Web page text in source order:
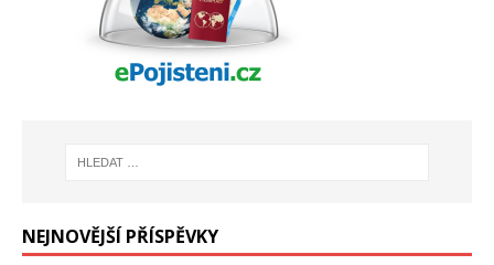
NEJNOVĚJŠÍ PŘÍSPĚVKY